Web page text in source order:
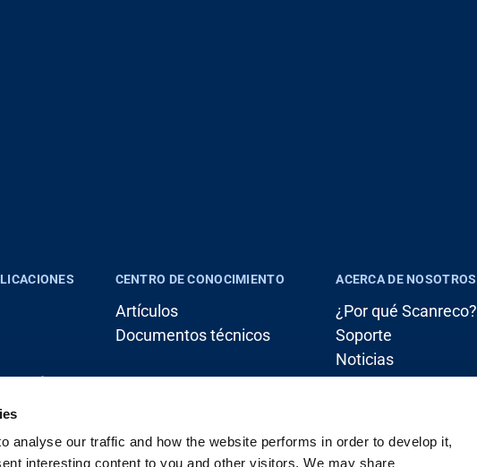
analyse our traffic and how the website performs in order to develop it,
interesting content to you and other visitors. We may share
CENTRO DE CONOCIMIENTO
Artículos
Documentos técnicos
ACERCA DE NOSOTROS
¿Por qué Scanreco?
Soporte
Noticias